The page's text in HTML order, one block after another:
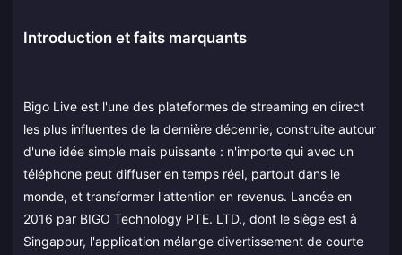
Introduction et faits marquants
Bigo Live est l'une des plateformes de streaming en direct
les plus influentes de la dernière décennie, construite autour
d'une idée simple mais puissante : n'importe qui avec un
téléphone peut diffuser en temps réel, partout dans le
monde, et transformer l'attention en revenus. Lancée en
2016 par BIGO Technology PTE. LTD., dont le siège est à
Singapour, l'application mélange divertissement de courte